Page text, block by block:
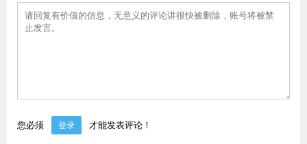
您必须 登录 才能发表评论！